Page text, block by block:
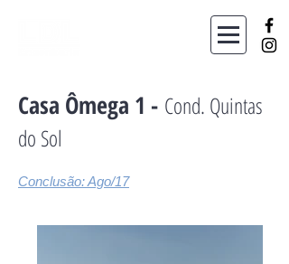
Casa Ômega 1 - Cond. Quintas
do Sol
Conclusão: Ago/17